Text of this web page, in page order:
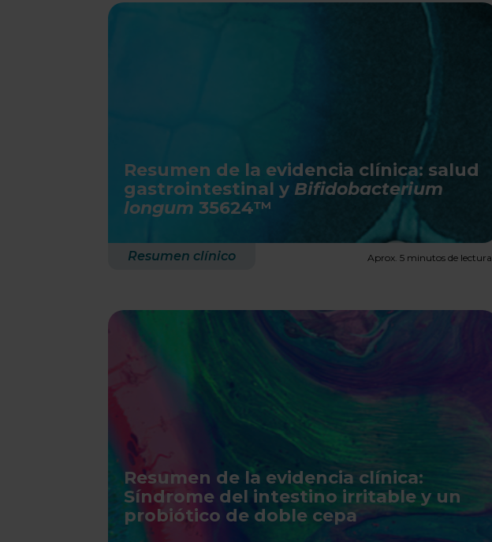
Resumen de la evidencia clínica: salud
gastrointestinal y Bifidobacterium
longum 35624™
Resumen clínico Aprox. 5 minutos de lectura
Resumen de la evidencia clínica:
Síndrome del intestino irritable y un
probiótico de doble cepa